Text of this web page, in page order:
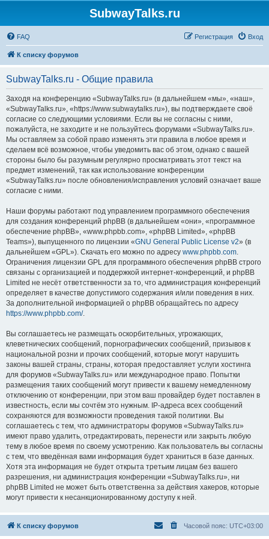
SubwayTalks.ru
FAQ Вход
Регистрация
К списку форумов
SubwayTalks.ru - Общие правила
Заходя на конференцию «SubwayTalks.ru» (в дальнейшем «мы», «наш»,
«SubwayTalks.ru», «https://www.subwaytalks.ru»), вы подтверждаете своё
согласие со следующими условиями. Если вы не согласны с ними,
пожалуйста, не заходите и не пользуйтесь форумами «SubwayTalks.ru».
Мы оставляем за собой право изменять эти правила в любое время и
сделаем всё возможное, чтобы уведомить вас об этом, однако с вашей
стороны было бы разумным регулярно просматривать этот текст на
предмет изменений, так как использование конференции
«SubwayTalks.ru» после обновления/исправления условий означает ваше
согласие с ними.
Наши форумы работают под управлением программного обеспечения
для создания конференций phpBB (в дальнейшем «они», «программное
обеспечение phpBB», «www.phpbb.com», «phpBB Limited», «phpBB
Teams»), выпущенного по лицензии «GNU General Public License v2» (в
дальнейшем «GPL»). Скачать его можно по адресу www.phpbb.com.
Ограничения лицензии GPL для программного обеспечения phpBB строго
связаны с организацией и поддержкой интернет-конференций, и phpBB
Limited не несёт ответственности за то, что администрация конференций
определяет в качестве допустимого содержания и/или поведения в них.
За дополнительной информацией о phpBB обращайтесь по адресу
https://www.phpbb.com/.
Вы соглашаетесь не размещать оскорбительных, угрожающих,
клеветнических сообщений, порнографических сообщений, призывов к
национальной розни и прочих сообщений, которые могут нарушить
законы вашей страны, страны, которая предоставляет услуги хостинга
для форумов «SubwayTalks.ru» или международное право. Попытки
размещения таких сообщений могут привести к вашему немедленному
отключению от конференции, при этом ваш провайдер будет поставлен в
известность, если мы сочтём это нужным. IP-адреса всех сообщений
сохраняются для возможности проведения такой политики. Вы
соглашаетесь с тем, что администраторы форумов «SubwayTalks.ru»
имеют право удалить, отредактировать, перенести или закрыть любую
тему в любое время по своему усмотрению. Как пользователь вы согласны
с тем, что введённая вами информация будет храниться в базе данных.
Хотя эта информация не будет открыта третьим лицам без вашего
разрешения, ни администрация конференции «SubwayTalks.ru», ни
phpBB Limited не может быть ответственна за действия хакеров, которые
могут привести к несанкционированному доступу к ней.
К списку форумов Часовой пояс: UTC+03:00